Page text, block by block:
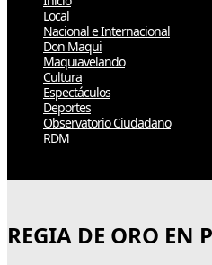
Local
Nacional e Internacional
Don Maqui
Maquiavelando
Cultura
Espectáculos
Deportes
Observatorio Ciudadano
RDM
REGIA DE ORO EN